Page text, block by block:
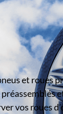
et roues
vos roues